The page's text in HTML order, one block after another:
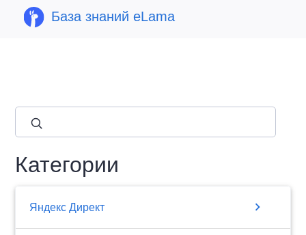
База знаний eLama
Категории
Яндекс Директ chevron_right